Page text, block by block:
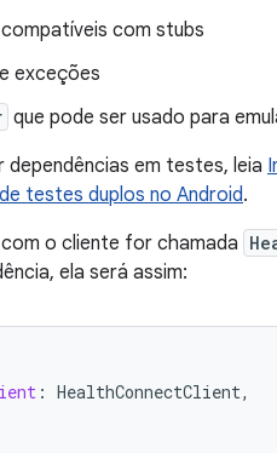
com stubs
exceções
que pode ser usado para
em testes, leia
testes duplos no Android.
o cliente for chamada
ela será assim:
: HealthConnectClient,